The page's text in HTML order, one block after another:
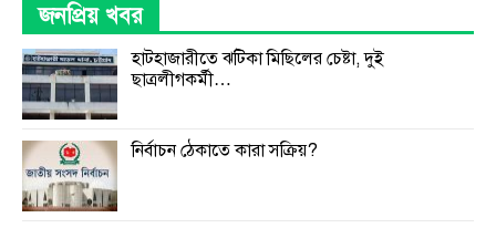
জনপ্রিয় খবর
হাটহাজারীতে ঝটিকা মিছিলের চেষ্টা, দুই
ছাত্রলীগকর্মী…
নির্বাচন ঠেকাতে কারা সক্রিয়?